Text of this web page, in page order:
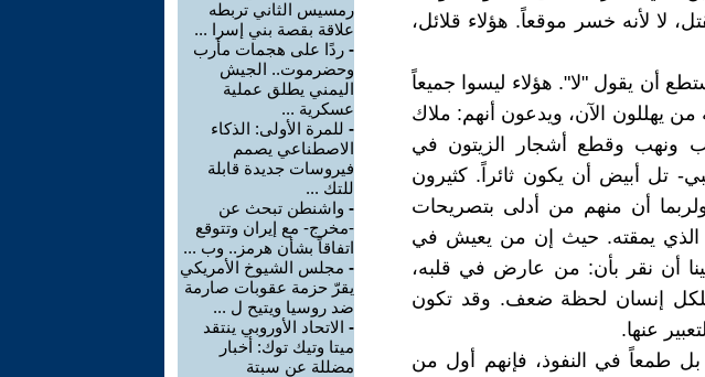
لا لأنه خسر موقعاً. هؤلاء قلائل،
أن يقول "لا". هؤلاء ليسوا جميعاً
من يهللون الآن، ويدعون أنهم: ملاك
ونهب وقطع أشجار الزيتون في
تل أبيض أن يكون ثائراً. كثيرون
أن منهم من أدلى بتصريحات
الذي يمقته. حيث إن من يعيش في
أن نقر بأن: من عارض في قلبه،
فلكل إنسان لحظة ضعف. وقد تكون
عنها.
بل طمعاً في النفوذ، فإنهم أول من
رمسيس الثاني تربطه
علاقة بقصة بني إسرا ...
- ردًا على هجمات مأرب
وحضرموت.. الجيش
اليمني يطلق عملية
عسكرية ...
- للمرة الأولى: الذكاء
الاصطناعي يصمم
فيروسات جديدة قابلة
للتك ...
- واشنطن تبحث عن
-مخرج- مع إيران وتتوقع
اتفاقاً بشأن هرمز.. وب ...
- مجلس الشيوخ الأمريكي
يقرّ حزمة عقوبات صارمة
ضد روسيا ويتيح ل ...
- الاتحاد الأوروبي ينتقد
ميتا وتيك توك: أخبار
مضللة عن سبتة